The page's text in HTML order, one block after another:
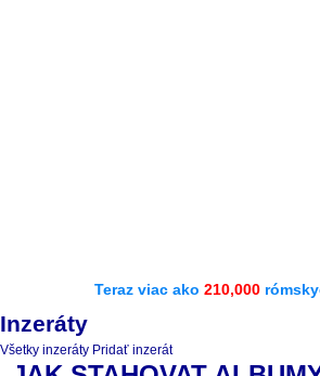
Teraz viac ako 210,000
Inzeráty
Všetky inzeráty Pridať inzerát